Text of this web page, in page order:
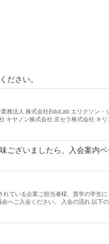
ださい。
務法人 株式会社EduLab エリクソン・
キヤノン株式会社 京セラ株式会社 キ
研究会 コニカミノルタ株式会社 株式
会社 昭和電工株式会社 昭和電線ホー
硝子株式会社 ソフトバンク株式会社
究所 中外製薬株式会社 東亞合成株式
株式会社 日本ガイシ株式会社 パナソニ
友海上火災保険株式会社 三井不動産株
シャルグループ
ございましたら、入会案内
ている企業ご担当者様、貴学の学生
へご入会ください。 入会の流れ 以下
たします